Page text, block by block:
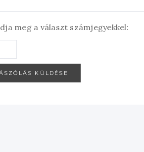
meg a választ számjegyekkel: